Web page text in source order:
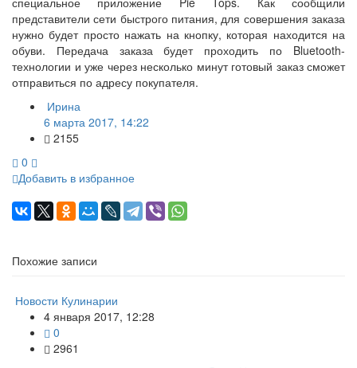
представители сети быстрого питания, для совершения заказа
нужно будет просто нажать на кнопку, которая находится на
обуви. Передача заказа будет проходить по Bluetooth-
технологии и уже через несколько минут готовый заказ сможет
отправиться по адресу покупателя.
Ирина
6 марта 2017, 14:22
2155
0
Добавить в избранное
Похожие записи
Новости Кулинарии
4 января 2017, 12:28
0
2961